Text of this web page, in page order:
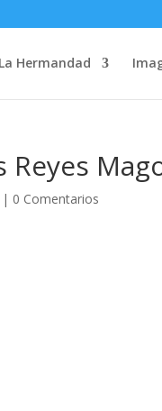
La Hermandad
Reyes
| 0 Comentarios